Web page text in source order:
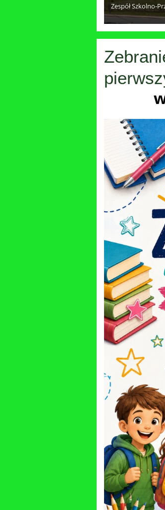
Zespół Szkolno-